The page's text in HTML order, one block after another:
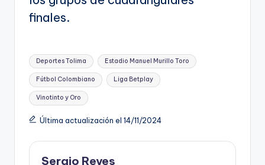
finales.
Etiquetas:
Deportes Tolima Estadio Manuel Murillo Toro
Fútbol Colombiano Liga Betplay
Vinotinto y Oro
Última actualización el 14/11/2024
Sergio Reyes